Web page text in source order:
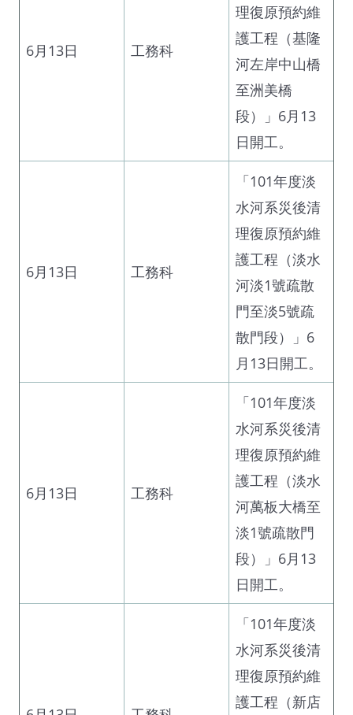
6月13日 工務科
理復原預約維
護工程（基隆
河左岸中山橋
至洲美橋
段）」6月13
日開工。
6月13日 工務科
「101年度淡
水河系災後清
理復原預約維
護工程（淡水
河淡1號疏散
門至淡5號疏
散門段）」6
月13日開工。
6月13日 工務科
「101年度淡
水河系災後清
理復原預約維
護工程（淡水
河萬板大橋至
淡1號疏散門
段）」6月13
日開工。
「101年度淡
水河系災後清
理復原預約維
護工程（新店